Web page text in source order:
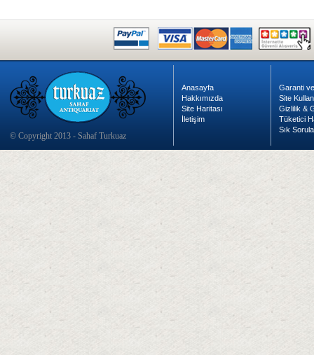
© Copyright 2013 - Sahaf Turkuaz
Anasayfa
Hakkımızda
Site Haritası
İletişim
Garanti
Site
Gizlilik &
Tüketici
Sık